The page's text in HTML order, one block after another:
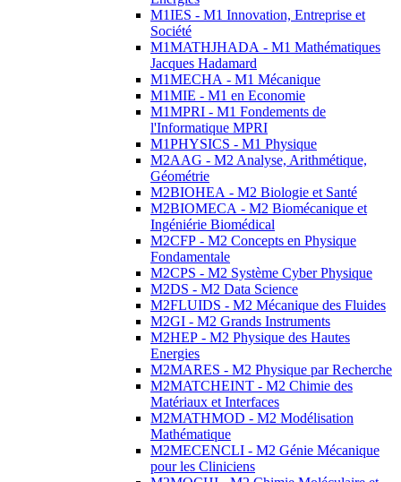
M1IES - M1 Innovation, Entreprise et
Société
M1MATHJHADA - M1 Mathématiques
Jacques Hadamard
M1MECHA - M1 Mécanique
M1MIE - M1 en Economie
M1MPRI - M1 Fondements de
l'Informatique MPRI
M1PHYSICS - M1 Physique
M2AAG - M2 Analyse, Arithmétique,
Géométrie
M2BIOHEA - M2 Biologie et Santé
M2BIOMECA - M2 Biomécanique et
Ingéniérie Biomédical
M2CFP - M2 Concepts en Physique
Fondamentale
M2CPS - M2 Système Cyber Physique
M2DS - M2 Data Science
M2FLUIDS - M2 Mécanique des Fluides
M2GI - M2 Grands Instruments
M2HEP - M2 Physique des Hautes
Energies
M2MARES - M2 Physique par Recherche
M2MATCHEINT - M2 Chimie des
Matériaux et Interfaces
M2MATHMOD - M2 Modélisation
Mathématique
M2MECENCLI - M2 Génie Mécanique
pour les Cliniciens